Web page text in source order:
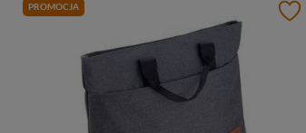
PROMOCJA